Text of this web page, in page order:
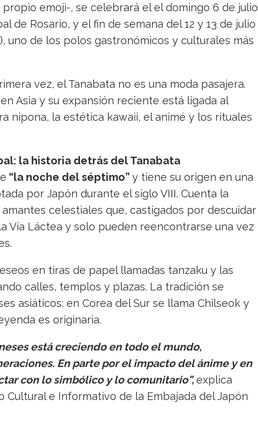
emoji-, se celebrará el el domingo 6 de julio
de Rosario, y el fin de semana del 12 y 13 de julio
uno de los polos gastronómicos y culturales más
vez, el Tanabata no es una moda pasajera.
Asia y su expansión reciente está ligada al
nipona, la estética kawaii, el animé y los rituales
la historia detrás del Tanabata
“la noche del séptimo” y tiene su origen en una
por Japón durante el siglo VIII. Cuenta la
celestiales que, castigados por descuidar
Vía Láctea y solo pueden reencontrarse una vez
en tiras de papel llamadas tanzaku y las
calles, templos y plazas. La tradición se
asiáticos: en Corea del Sur se llama Chilseok y
es originaria.
está creciendo en todo el mundo,
En parte por el impacto del ánime y en
con lo simbólico y lo comunitario”,explica
Cultural e Informativo de la Embajada del Japón